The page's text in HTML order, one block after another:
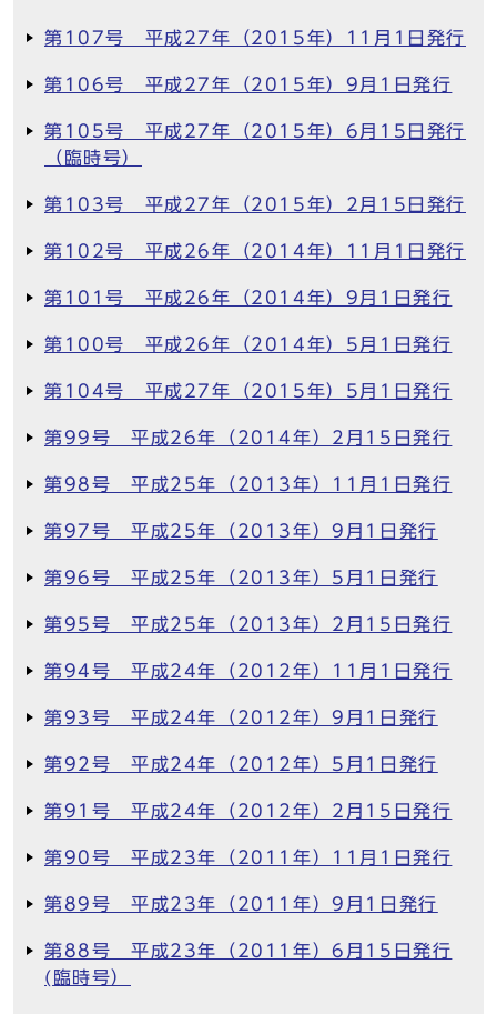
第107号 平成27年（2015年）11月1日発行
第106号 平成27年（2015年）9月1日発行
第105号 平成27年（2015年）6月15日発行
（臨時号）
第103号 平成27年（2015年）2月15日発行
第102号 平成26年（2014年）11月1日発行
第101号 平成26年（2014年）9月1日発行
第100号 平成26年（2014年）5月1日発行
第104号 平成27年（2015年）5月1日発行
第99号 平成26年（2014年）2月15日発行
第98号 平成25年（2013年）11月1日発行
第97号 平成25年（2013年）9月1日発行
第96号 平成25年（2013年）5月1日発行
第95号 平成25年（2013年）2月15日発行
第94号 平成24年（2012年）11月1日発行
第93号 平成24年（2012年）9月1日発行
第92号 平成24年（2012年）5月1日発行
第91号 平成24年（2012年）2月15日発行
第90号 平成23年（2011年）11月1日発行
第89号 平成23年（2011年）9月1日発行
第88号 平成23年（2011年）6月15日発行
(臨時号）